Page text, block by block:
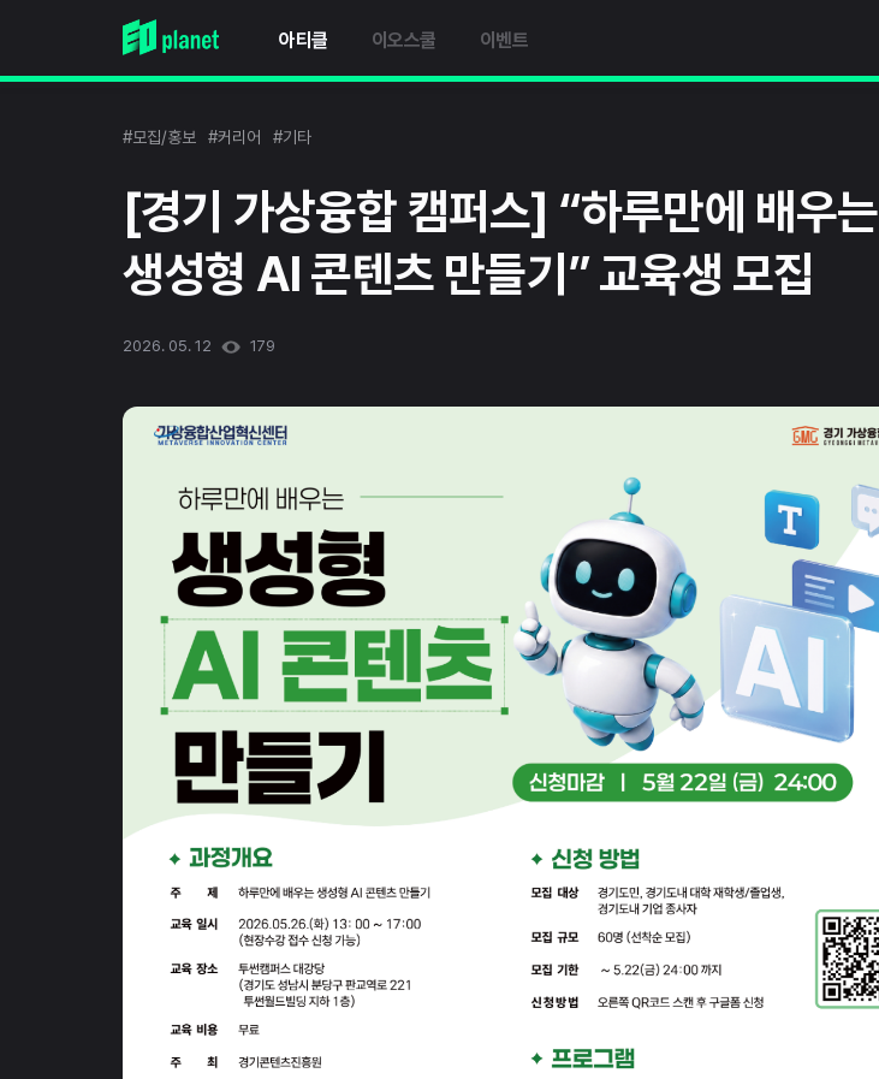
아티클 이오스쿨 이벤트
#모집/홍보 #커리어 #기타
[경기 가상융합 캠퍼스] “하루만에 배우는
생성형 AI 콘텐츠 만들기” 교육생 모집
2026. 05. 12 179